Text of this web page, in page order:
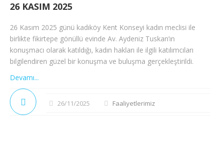
26 KASIM 2025
26 Kasım 2025 günü kadıköy Kent Konseyi kadın meclisi ile
birlikte fikirtepe gönüllü evinde Av. Aydeniz Tuskan’ın
konuşmacı olarak katıldığı, kadın hakları ile ilgili katılımcıları
bilgilendiren güzel bir konuşma ve buluşma gerçekleştirildi.
Devamı...
26/11/2025 Faaliyetlerimiz